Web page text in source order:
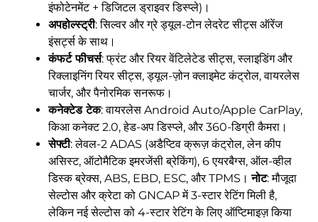
इंफोटेनमेंट + डिजिटल ड्राइवर डिस्प्ले)।
अपहोल्स्ट्री: सिल्वर और ग्रे ड्यूल-टोन लेदरेट सीट्स ऑरेंज
इंसर्ट्स के साथ।
कंफर्ट फीचर्स: फ्रंट और रियर वेंटिलेटेड सीट्स, स्लाइडिंग और
रिक्लाइनिंग रियर सीट्स, ड्यूल-ज़ोन क्लाइमेट कंट्रोल, वायरलेस
चार्जर, और पैनोरमिक सनरूफ।
कनेक्टेड टेक: वायरलेस Android Auto/Apple CarPlay,
किआ कनेक्ट 2.0, हेड-अप डिस्प्ले, और 360-डिग्री कैमरा।
सेफ्टी: लेवल-2 ADAS (अडैप्टिव क्रूज़ कंट्रोल, लेन कीप
असिस्ट, ऑटोमैटिक इमरजेंसी ब्रेकिंग), 6 एयरबैग्स, ऑल-व्हील
डिस्क ब्रेक्स, ABS, EBD, ESC, और TPMS।नोट: मौजूदा
सेल्टोस और क्रेटा को GNCAP में 3-स्टार रेटिंग मिली है,
लेकिन नई सेल्टोस को 4-स्टार रेटिंग के लिए ऑप्टिमाइज़ किया